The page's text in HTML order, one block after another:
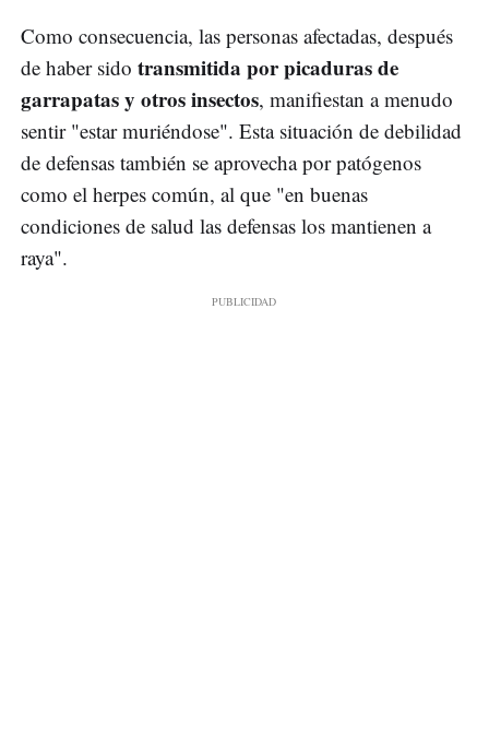
Como consecuencia, las personas afectadas, después
de haber sido transmitida por picaduras de
garrapatas y otros insectos, manifiestan a menudo
sentir "estar muriéndose". Esta situación de debilidad
de defensas también se aprovecha por patógenos
como el herpes común, al que "en buenas
condiciones de salud las defensas los mantienen a
raya".